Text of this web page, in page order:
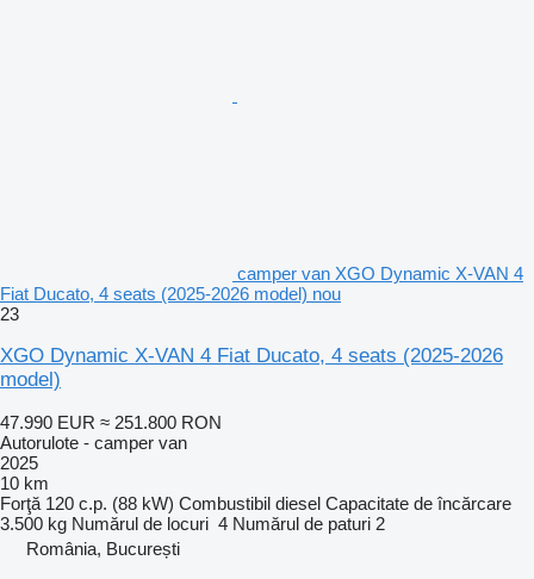
camper van XGO Dynamic X-VAN 4
Fiat Ducato, 4 seats (2025-2026 model) nou
23
XGO Dynamic X-VAN 4 Fiat Ducato, 4 seats (2025-2026
model)
47.990 EUR ≈ 251.800 RON
Autorulote - camper van
2025
10 km
Forţă 120 c.p. (88 kW) Combustibil diesel Capacitate de încărcare
3.500 kg Numărul de locuri 4 Numărul de paturi 2
România, București